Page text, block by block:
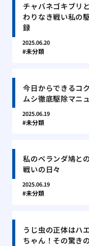
チャバネゴキブリ
わりなき戦い私の
録
2025.06.20
未分類
今日からできるコ
ムシ徹底駆除マニ
2025.06.19
未分類
私のベランダ鳩と
戦いの日々
2025.06.19
未分類
うじ虫の正体はハ
ちゃん！その驚き